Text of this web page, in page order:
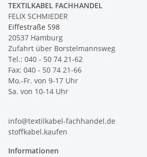
TEXTILKABEL FACHHANDEL
FELIX SCHMIEDER
Eiffestraße 598
20537 Hamburg
Zufahrt über Borstelmannsweg
Tel.: 040 - 50 74 21-62
Fax: 040 - 50 74 21-66
Mo.-Fr. von 9-17 Uhr
Sa. von 10-14 Uhr
info@textilkabel-fachhandel.de
stoffkabel.kaufen
Informationen